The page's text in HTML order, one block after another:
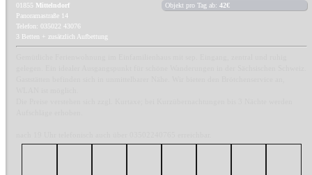
01855 Mittelndorf
Panoramastraße 14
Telefon: 035022 43076
3 Betten + zusätzlich Aufbettung
Objekt pro Tag ab: 42€